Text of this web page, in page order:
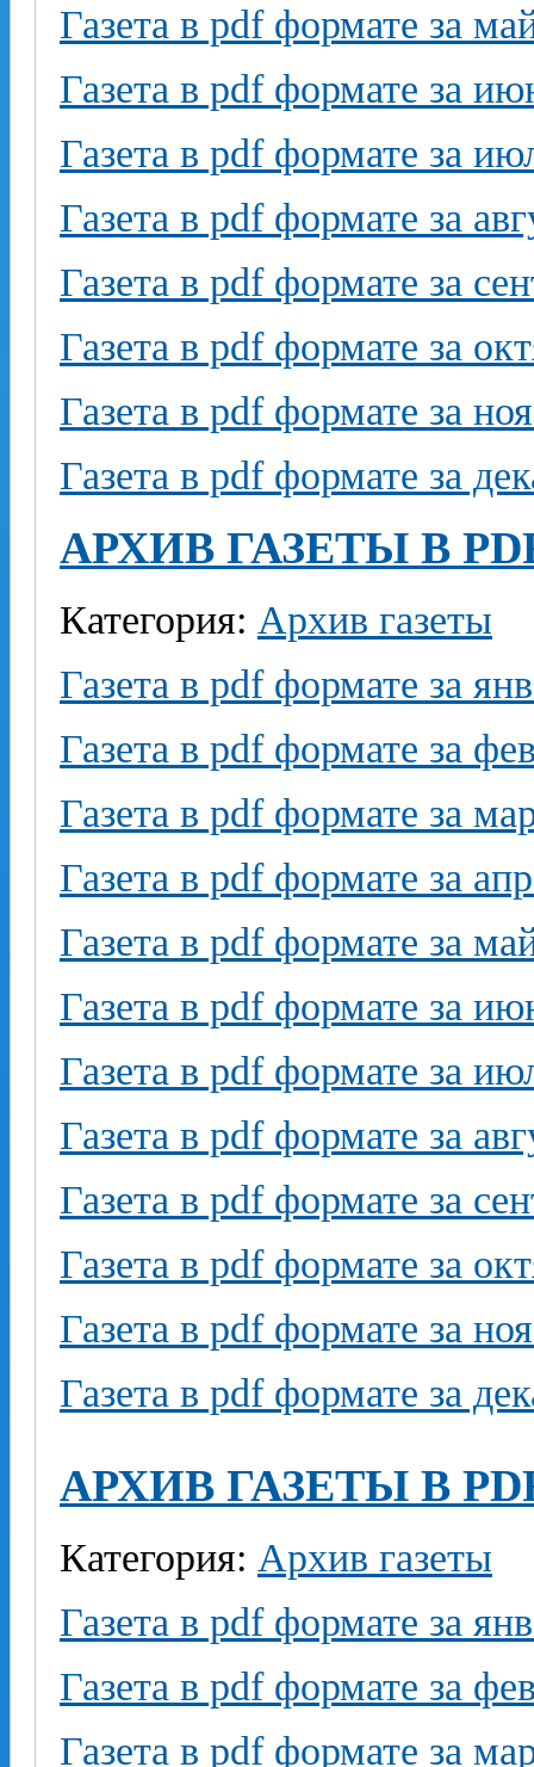
Газета в pdf формате за
Газета в pdf формате за
Газета в pdf формате за
Газета в pdf формате за
Газета в pdf формате за
Газета в pdf формате за
Газета в pdf формате за
Газета в pdf формате за
АРХИВ ГАЗЕТЫ В
Категория: Архив газеты
Газета в pdf формате за
Газета в pdf формате за
Газета в pdf формате за
Газета в pdf формате за
Газета в pdf формате за
Газета в pdf формате за
Газета в pdf формате за
Газета в pdf формате за
Газета в pdf формате за
Газета в pdf формате за
Газета в pdf формате за
Газета в pdf формате за
АРХИВ ГАЗЕТЫ В
Категория: Архив газеты
Газета в pdf формате за
Газета в pdf формате за
Газета в pdf формате за